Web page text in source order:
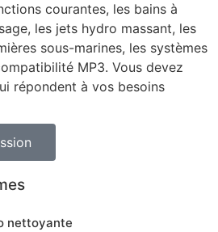
courantes, les bains à
les jets hydro massant, les
sous-marines, les systèmes
MP3. Vous devez
répondent à vos besoins
nettoyante